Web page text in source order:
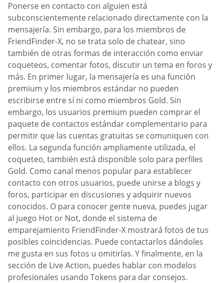
Ponerse en contacto con alguien está
subconscientemente relacionado directamente con la
mensajería. Sin embargo, para los miembros de
FriendFinder-X, no se trata solo de chatear, sino
también de otras formas de interacción como enviar
coqueteos, comentar fotos, discutir un tema en foros y
más. En primer lugar, la mensajería es una función
premium y los miembros estándar no pueden
escribirse entre sí ni como miembros Gold. Sin
embargo, los usuarios premium pueden comprar el
paquete de contactos estándar complementario para
permitir que las cuentas gratuitas se comuniquen con
ellos. La segunda función ampliamente utilizada, el
coqueteo, también está disponible solo para perfiles
Gold. Como canal menos popular para establecer
contacto con otros usuarios, puede unirse a blogs y
foros, participar en discusiones y adquirir nuevos
conocidos. O para conocer gente nueva, puedes jugar
al juego Hot or Not, donde el sistema de
emparejamiento FriendFinder-X mostrará fotos de tus
posibles coincidencias. Puede contactarlos dándoles
me gusta en sus fotos u omitirlas. Y finalmente, en la
sección de Live Action, puedes hablar con modelos
profesionales usando Tokens para dar consejos.